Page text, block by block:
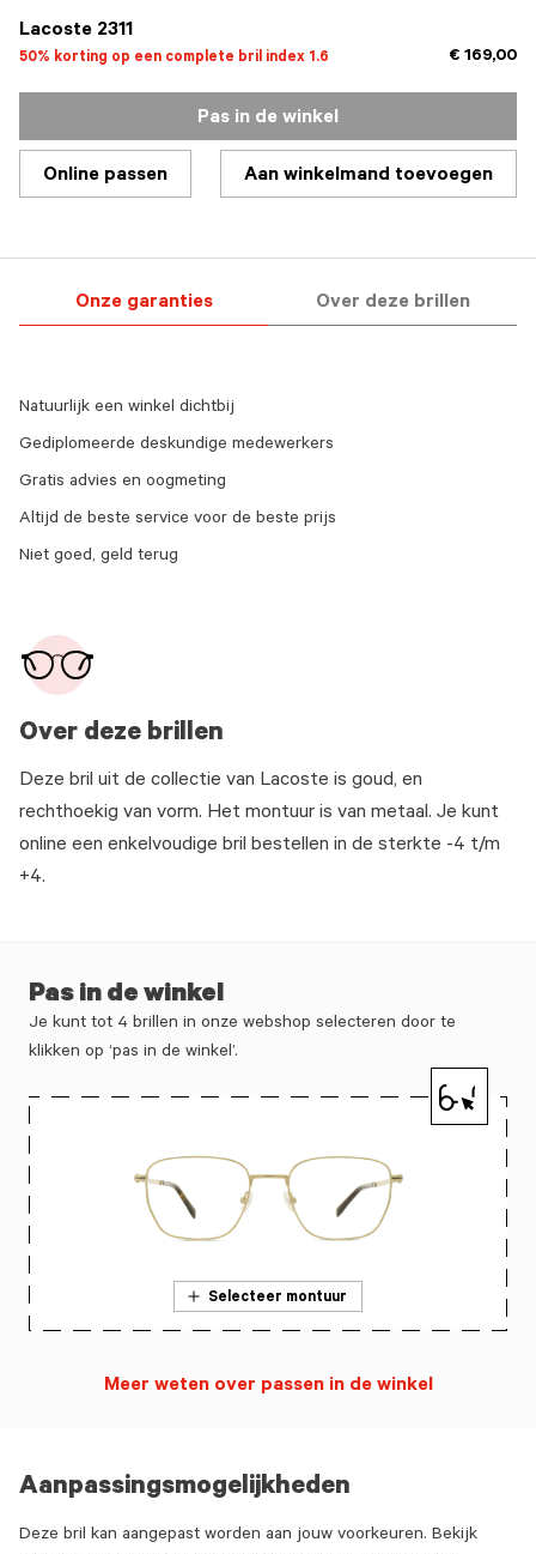
Lacoste 2311
50% korting op een complete bril index 1.6 € 169,00
Pas in de winkel
Online passen Aan winkelmand toevoegen
Onze garanties Over deze brillen
Over deze brillen
Deze bril uit de collectie van Lacoste is goud, en
rechthoekig van vorm. Het montuur is van metaal. Je kunt
online een enkelvoudige bril bestellen in de sterkte -4 t/m
+4.
Natuurlijk een winkel dichtbij
Gediplomeerde deskundige medewerkers
Gratis advies en oogmeting
Altijd de beste service voor de beste prijs
Niet goed, geld terug
Aanpassingsmogelijkheden
Deze bril kan aangepast worden aan jouw voorkeuren. Bekijk
Pas in de winkel
Je kunt tot 4 brillen in onze webshop selecteren door te
klikken op ‘pas in de winkel’.
Selecteer montuur
Meer weten over passen in de winkel